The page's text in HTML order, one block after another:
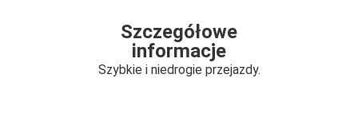
Szczegółowe
informacje
Szybkie i niedrogie przejazdy.